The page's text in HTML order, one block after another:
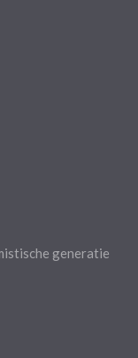
generatie